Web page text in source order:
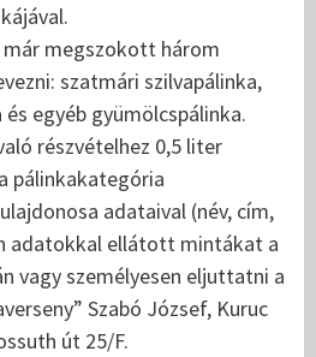
már megszokott három
szatmári szilvapálinka,
egyéb gyümölcspálinka.
részvételhez 0,5 liter
pálinkakategória
adataival (név, cím,
adatokkal ellátott mintákat a
vagy személyesen eljuttatni a
Szabó József, Kuruc
út 25/F.